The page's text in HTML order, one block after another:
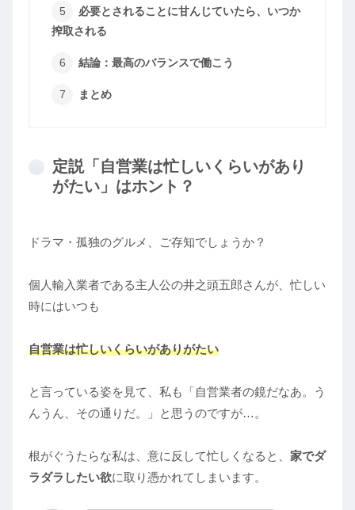
必要とされることに甘んじていたら、いつか
搾取される
結論：最高のバランスで働こう
まとめ
定説「自営業は忙しいくらいがあり
がたい」はホント？
ドラマ・孤独のグルメ、ご存知でしょうか？
個人輸入業者である主人公の井之頭五郎さんが、忙しい
時にはいつも
自営業は忙しいくらいがありがたい
と言っている姿を見て、私も「自営業者の鏡だなあ。う
んうん、その通りだ。」と思うのですが…。
根がぐうたらな私は、意に反して忙しくなると、 家でダ
ラダラしたい欲に取り憑かれてしまいます。